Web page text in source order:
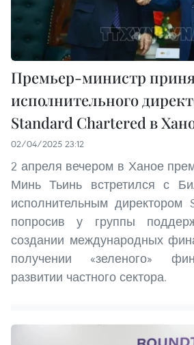
Премьер-министр
исполнительного
Standard Chartered в
02/04/2025 23:12
2 апреля вечером в Ханое
Минь Тьинь встретился с
исполнительным директором
попросив у группы
создании международных
получении «зеленого»
развитии частного сектора.